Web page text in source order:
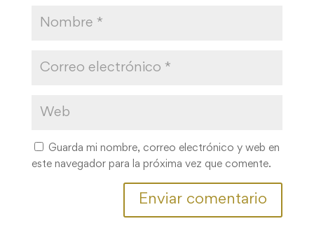
Guarda mi nombre, correo electrónico y web en
este navegador para la próxima vez que comente.